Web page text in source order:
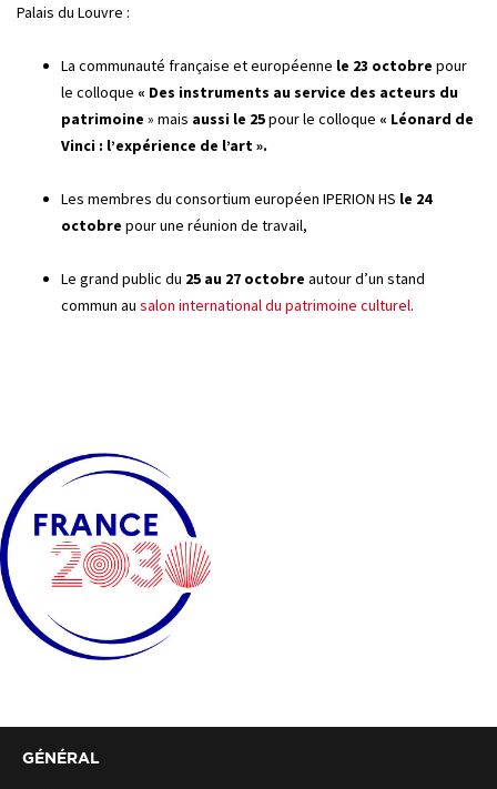
Palais du Louvre :
La communauté française et européenne le 23 octobre pour
le colloque « Des instruments au service des acteurs du
patrimoine » mais aussi le 25pour le colloque « Léonard de
Vinci : l’expérience de l’art ».
Les membres du consortium européen IPERION HS le 24
octobre pour une réunion de travail,
Le grand public du 25 au 27 octobre autour d’un stand
commun au salon international du patrimoine culturel.
GÉNÉRAL